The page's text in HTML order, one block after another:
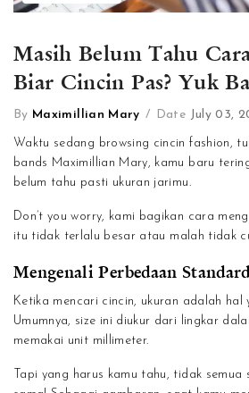
Masih Belum Tahu
Biar Cincin Pas? Yuk
By Maximillian Mary / Date July 03,
Waktu sedang browsing cincin fashion,
bands Maximillian Mary, kamu baru
belum tahu pasti ukuran jarimu.
Don’t you worry, kami bagikan cara
itu tidak terlalu besar atau malah tidak
Mengenali Perbedaan
Ketika mencari cincin, ukuran adalah hal
Umumnya, size ini diukur dari lingkar
memakai unit millimeter.
Tapi yang harus kamu tahu, tidak